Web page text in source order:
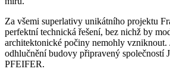
Za všemi superlativy unikátního projektu
perfektní technická řešení, bez nichž by
architektonické počiny nemohly vzniknout.
odhlučnění budovy připravený
PFEIFER.